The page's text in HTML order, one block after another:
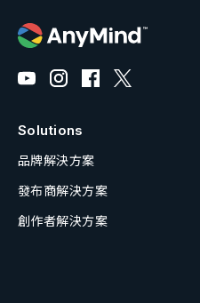
Solutions
品牌解決方案
發布商解決方案
創作者解決方案